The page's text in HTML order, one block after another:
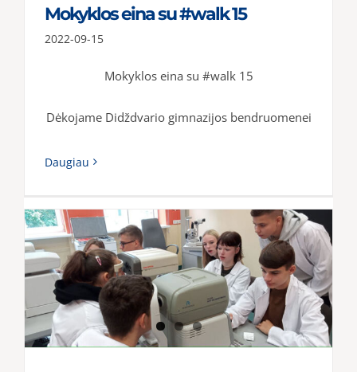
Mokyklos eina su #walk 15
2022-09-15
Mokyklos eina su #walk 15
Dėkojame Didždvario gimnazijos bendruomenei
Daugiau